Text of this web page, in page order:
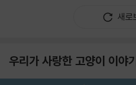
새로
우리가 사랑한 고양이 이야